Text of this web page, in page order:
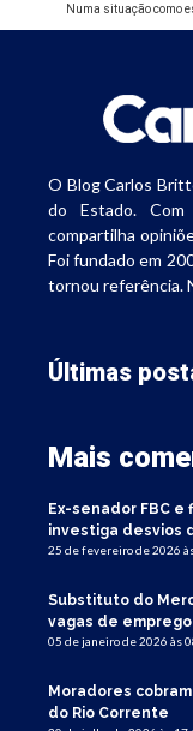
Numa situação como
O Blog Carlos
do Estado. Com
compartilha
Foi fundado em
tornou referência.
Últimas
Mais
Ex-senador FBC e
investiga desvios
25 de fevereiro de 2026
Substituto do
vagas de emprego
05 de janeiro de 2026 às
Moradores
do Rio Corrente